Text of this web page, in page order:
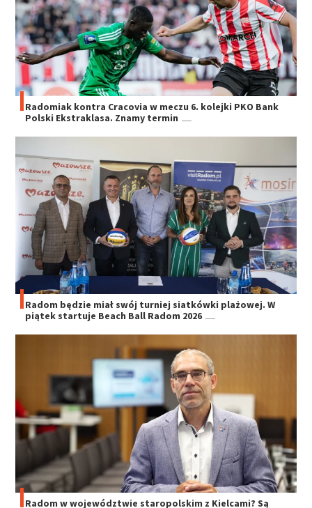
Radomiak kontra Cracovia w meczu 6. kolejki PKO Bank
Polski Ekstraklasa. Znamy termin
Radom będzie miał swój turniej siatkówki plażowej. W
piątek startuje Beach Ball Radom 2026
Radom w województwie staropolskim z Kielcami? Są